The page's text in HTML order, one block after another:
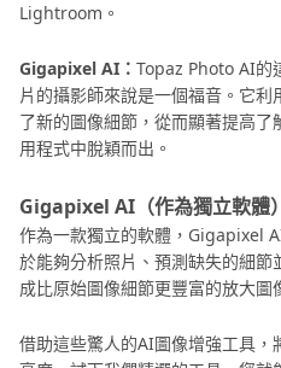
Lightroom。
Gigapixel AI： Topaz Photo AI的
片的攝影師來說是一個福音。它
了新的圖像細節，從而顯著提高
用程式中脫穎而出。
Gigapixel AI（作為獨立軟體
作為一款獨立的軟體，Gigapixel
於能夠分析照片、預測缺失的細
成比原始圖像細節更豐富的放大圖
借助這些驚人的AI圖像增強工具，